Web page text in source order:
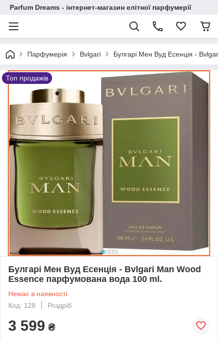
Parfum Dreams - інтернет-магазин елітної парфумерії
Парфумерія Bvlgari Булгарі Мен Вуд Есенція -
Топ продажів
Булгарі Мен Вуд Есенція - Bvlgari Man Wood
Essence парфумована вода 100 ml.
Немає в наявності
Код: 128
Роздріб
3 599 ₴